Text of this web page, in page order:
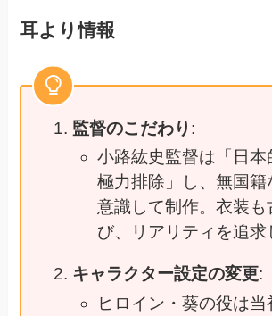
耳より情報
監督のこだわり :
小路紘史監督は「日本
極力排除」し、無国籍
意識して制作。衣装も
び、リアリティを追求
キャラクター設定の変更:
ヒロイン・葵の役は当